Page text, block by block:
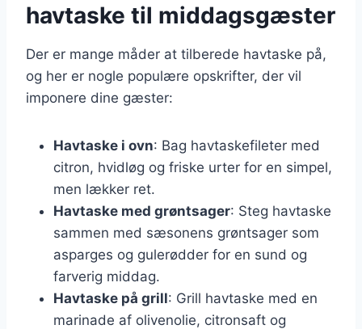
havtaske til middagsgæster
Der er mange måder at tilberede havtaske på,
og her er nogle populære opskrifter, der vil
imponere dine gæster:
Havtaske i ovn: Bag havtaskefileter med
citron, hvidløg og friske urter for en simpel,
men lækker ret.
Havtaske med grøntsager: Steg havtaske
sammen med sæsonens grøntsager som
asparges og gulerødder for en sund og
farverig middag.
Havtaske på grill: Grill havtaske med en
marinade af olivenolie, citronsaft og